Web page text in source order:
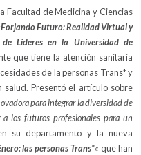
Facultad de Medicina y Ciencias
Futuro: Realidad Virtual y
Líderes en la Universidad de
que tiene la atención sanitaria
de la personas Trans* y
Presentó el artículo sobre
para integrar la diversidad de
los futuros profesionales para un
su departamento y la nueva
las personas Trans*« que han